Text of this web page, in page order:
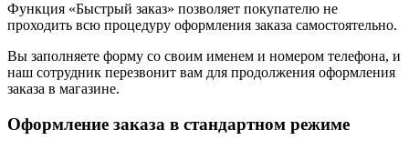
Функция «Быстрый заказ» позволяет покупателю не
проходить всю процедуру оформления заказа самостоятельно.
Вы заполняете форму со своим именем и номером телефона, и
наш сотрудник перезвонит вам для продолжения оформления
заказа в магазине.
Оформление заказа в стандартном режиме